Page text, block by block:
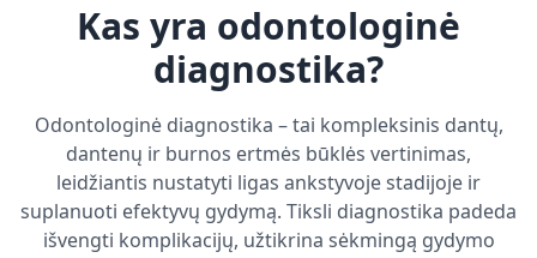
Kas yra odontologinė
diagnostika?
Odontologinė diagnostika – tai kompleksinis dantų,
dantenų ir burnos ertmės būklės vertinimas,
leidžiantis nustatyti ligas ankstyvoje stadijoje ir
suplanuoti efektyvų gydymą. Tiksli diagnostika padeda
išvengti komplikacijų, užtikrina sėkmingą gydymo